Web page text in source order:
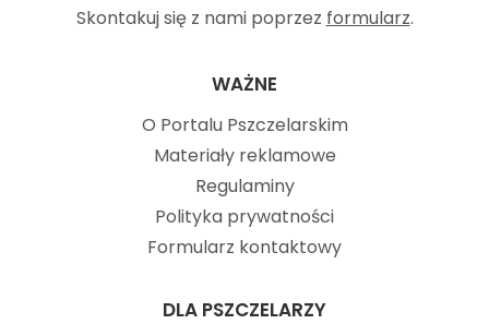
Skontakuj się z nami poprzez formularz.
WAŻNE
O Portalu Pszczelarskim
Materiały reklamowe
Regulaminy
Polityka prywatności
Formularz kontaktowy
DLA PSZCZELARZY